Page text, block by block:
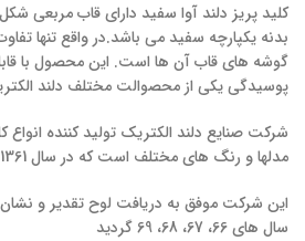
کلید پریز دلند آوا سفید دارای قاب مربعی شکل
بدنه یکپارچه سفید می باشد.در واقع تنها
گوشه های قاب آن ها است. این محصول با
پوسیدگی یکی از محصوالت مختلف دلند
شرکت صنایع دلند الکتریک تولید کننده انواع
مدلها و رنگ های مختلف است که در سال 1361 تاسیس شده.
این شرکت موفق به دریافت لوح تقدیر و نشان
سال های 66، 67، 68، 69 گردید